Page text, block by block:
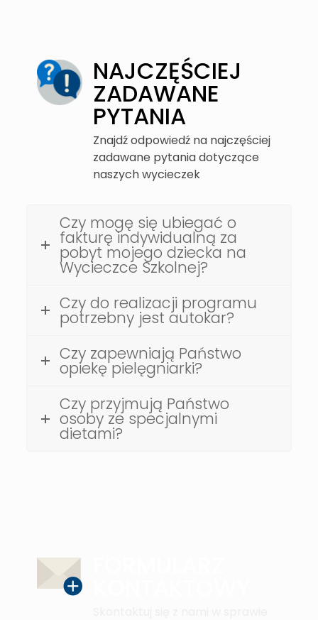
NAJCZĘŚCIEJ
ZADAWANE
PYTANIA
Znajdź odpowiedź na najczęściej
zadawane pytania dotyczące
naszych wycieczek
Czy mogę się ubiegać o
fakturę indywidualną za
pobyt mojego dziecka na
Wycieczce Szkolnej?
Czy do realizacji programu
potrzebny jest autokar?
Czy zapewniają Państwo
opiekę pielęgniarki?
Czy przyjmują Państwo
osoby ze specjalnymi
dietami?